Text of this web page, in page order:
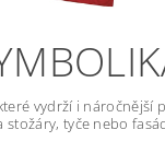
vydrží i náročnější
stožáry, tyče nebo